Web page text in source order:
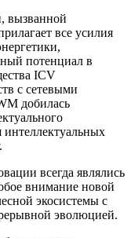
вызванной
все усилия
потенциал в
ICV
с сетевыми
добилась
интеллектуальных
всегда являлись
внимание новой
экосистемы с
эволюцией.